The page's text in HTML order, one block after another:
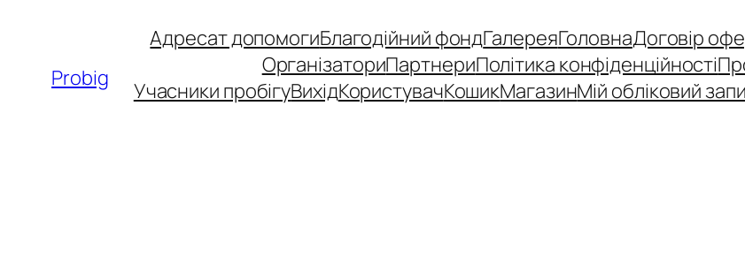
вмістуProbig
Адресат допомогиБлагодійний фондГалереяГоловнаДоговір
ОрганізаториПартнериПолітика конфіденційності
Учасники пробігуВихідКористувачКошикМагазинМій обліковий